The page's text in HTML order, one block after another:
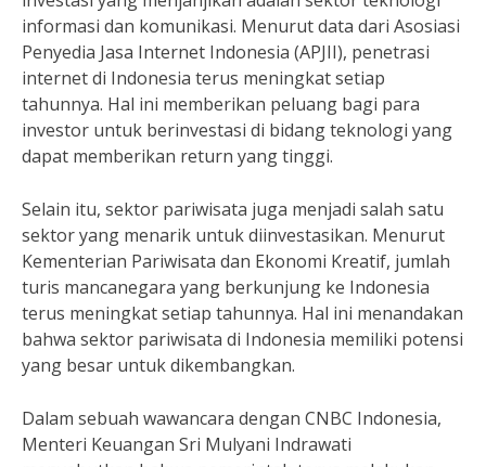
informasi dan komunikasi. Menurut data dari Asosiasi
Penyedia Jasa Internet Indonesia (APJII), penetrasi
internet di Indonesia terus meningkat setiap
tahunnya. Hal ini memberikan peluang bagi para
investor untuk berinvestasi di bidang teknologi yang
dapat memberikan return yang tinggi.
Selain itu, sektor pariwisata juga menjadi salah satu
sektor yang menarik untuk diinvestasikan. Menurut
Kementerian Pariwisata dan Ekonomi Kreatif, jumlah
turis mancanegara yang berkunjung ke Indonesia
terus meningkat setiap tahunnya. Hal ini menandakan
bahwa sektor pariwisata di Indonesia memiliki potensi
yang besar untuk dikembangkan.
Dalam sebuah wawancara dengan CNBC Indonesia,
Menteri Keuangan Sri Mulyani Indrawati